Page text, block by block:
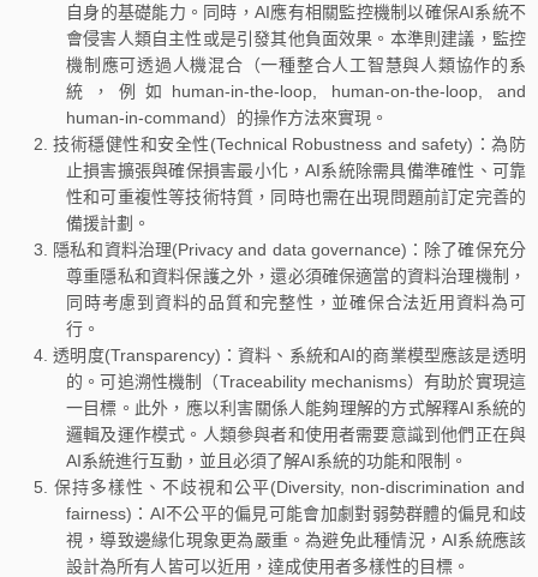
自身的基礎能力。同時，AI應有相關監控機制以確保AI系統不
會侵害人類自主性或是引發其他負面效果。本準則建議，監控
機制應可透過人機混合（一種整合人工智慧與人類協作的系
統，例如human-in-the-loop, human-on-the-loop, and
human-in-command）的操作方法來實現。
技術穩健性和安全性(Technical Robustness and safety)：為防
止損害擴張與確保損害最小化，AI系統除需具備準確性、可靠
性和可重複性等技術特質，同時也需在出現問題前訂定完善的
備援計劃。
隱私和資料治理(Privacy and data governance)：除了確保充分
尊重隱私和資料保護之外，還必須確保適當的資料治理機制，
同時考慮到資料的品質和完整性，並確保合法近用資料為可
行。
透明度(Transparency)：資料、系統和AI的商業模型應該是透明
的。可追溯性機制（Traceability mechanisms）有助於實現這
一目標。此外，應以利害關係人能夠理解的方式解釋AI系統的
邏輯及運作模式。人類參與者和使用者需要意識到他們正在與
AI系統進行互動，並且必須了解AI系統的功能和限制。
保持多樣性、不歧視和公平(Diversity, non-discrimination and
fairness)：AI不公平的偏見可能會加劇對弱勢群體的偏見和歧
視，導致邊緣化現象更為嚴重。為避免此種情況，AI系統應該
設計為所有人皆可以近用，達成使用者多樣性的目標。